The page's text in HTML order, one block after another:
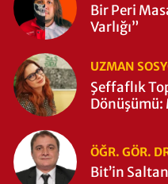
Bir Peri
Varlığı”
UZMAN
Şeffaflık
ÖĞR. GÖR.
Bit’in